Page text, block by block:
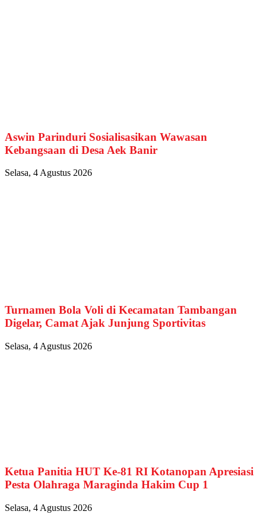
Aswin Parinduri Sosialisasikan Wawasan
Kebangsaan di Desa Aek Banir
Selasa, 4 Agustus 2026
Turnamen Bola Voli di Kecamatan Tambangan
Digelar, Camat Ajak Junjung Sportivitas
Selasa, 4 Agustus 2026
Ketua Panitia HUT Ke-81 RI Kotanopan Apresiasi
Pesta Olahraga Maraginda Hakim Cup 1
Selasa, 4 Agustus 2026